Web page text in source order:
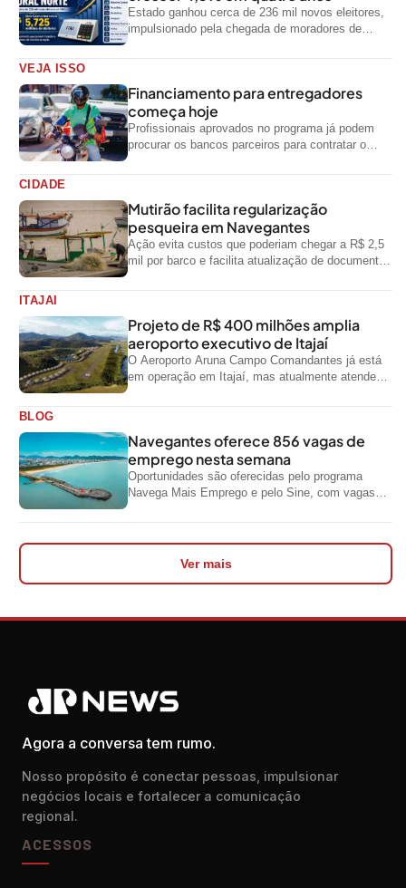
Estado ganhou cerca de 236 mil novos eleitores,
impulsionado pela chegada de moradores de
VEJA ISSO
Financiamento para entregadores
começa hoje
Profissionais aprovados no programa já podem
procurar os bancos parceiros para contratar o
CIDADE
Mutirão facilita regularização
pesqueira em Navegantes
Ação evita custos que poderiam chegar a R$ 2,5
mil por barco e facilita atualização de documentos
ITAJAI
Projeto de R$ 400 milhões amplia
aeroporto executivo de Itajaí
O Aeroporto Aruna Campo Comandantes já está
em operação em Itajaí, mas atualmente atende
BLOG
Navegantes oferece 856 vagas de
emprego nesta semana
Oportunidades são oferecidas pelo programa
Navega Mais Emprego e pelo Sine, com vagas
Ver mais
Agora a conversa tem rumo.
Nosso propósito é conectar pessoas, impulsionar
negócios locais e fortalecer a comunicação
regional.
ACESSOS